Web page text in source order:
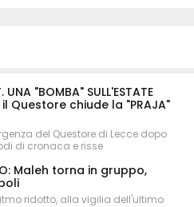
UNA "BOMBA" SULL'ESTATE
il Questore chiude la "PRAJA"
del Questore di Lecce dopo
di cronaca e risse
Maleh torna in gruppo,
ridotto, alla vigilia dell'ultimo